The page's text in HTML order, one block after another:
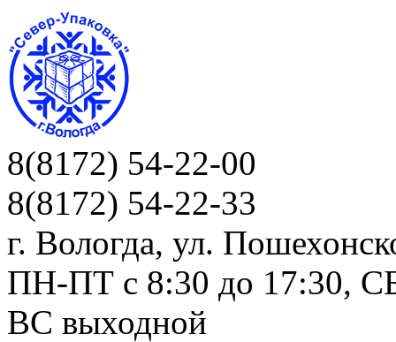
8(8172) 54-22-00
8(8172) 54-22-33
г. Вологда, ул.
ПН-ПТ c 8:30 до 17:30,
ВС выходной